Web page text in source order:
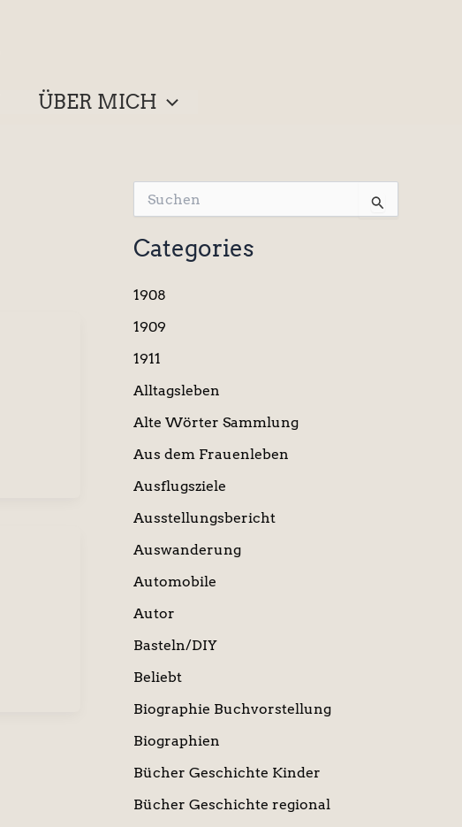
ÜBER MICH
u
c
h
n
a
h
Categories
1908
1909
1911
Alltagsleben
Alte Wörter Sammlung
Aus dem Frauenleben
Ausflugsziele
Ausstellungsbericht
Auswanderung
Automobile
Autor
Basteln/DIY
Beliebt
Biographie Buchvorstellung
Biographien
Bücher Geschichte Kinder
Bücher Geschichte regional